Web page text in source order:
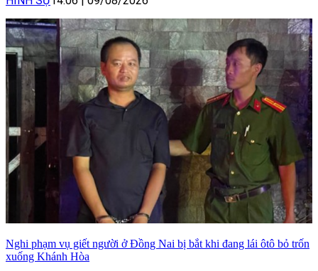
Nghi phạm vụ giết người ở Đồng Nai bị bắt khi đang lái ôtô bỏ trốn
xuống Khánh Hòa